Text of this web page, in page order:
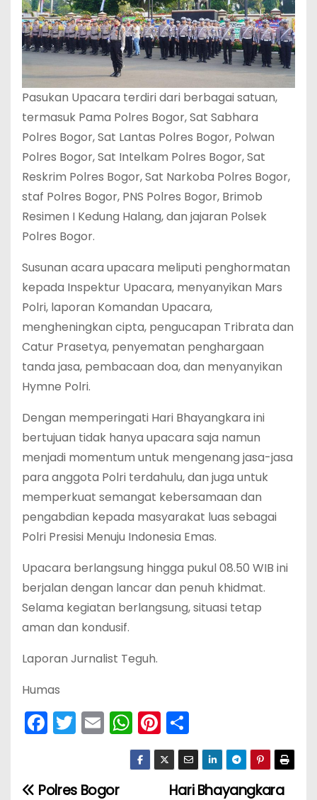
Pasukan Upacara terdiri dari berbagai satuan,
termasuk Pama Polres Bogor, Sat Sabhara
Polres Bogor, Sat Lantas Polres Bogor, Polwan
Polres Bogor, Sat Intelkam Polres Bogor, Sat
Reskrim Polres Bogor, Sat Narkoba Polres Bogor,
staf Polres Bogor, PNS Polres Bogor, Brimob
Resimen I Kedung Halang, dan jajaran Polsek
Polres Bogor.
Susunan acara upacara meliputi penghormatan
kepada Inspektur Upacara, menyanyikan Mars
Polri, laporan Komandan Upacara,
mengheningkan cipta, pengucapan Tribrata dan
Catur Prasetya, penyematan penghargaan
tanda jasa, pembacaan doa, dan menyanyikan
Hymne Polri.
Dengan memperingati Hari Bhayangkara ini
bertujuan tidak hanya upacara saja namun
menjadi momentum untuk mengenang jasa-jasa
para anggota Polri terdahulu, dan juga untuk
memperkuat semangat kebersamaan dan
pengabdian kepada masyarakat luas sebagai
Polri Presisi Menuju Indonesia Emas.
Upacara berlangsung hingga pukul 08.50 WIB ini
berjalan dengan lancar dan penuh khidmat.
Selama kegiatan berlangsung, situasi tetap
aman dan kondusif.
Laporan Jurnalist Teguh.
Humas
F
a
e
T
w
er
E
m
l
W
h
a
Pi
nt
er
e
h
ar
e
Hari Bhayangkara
Polres Bogor